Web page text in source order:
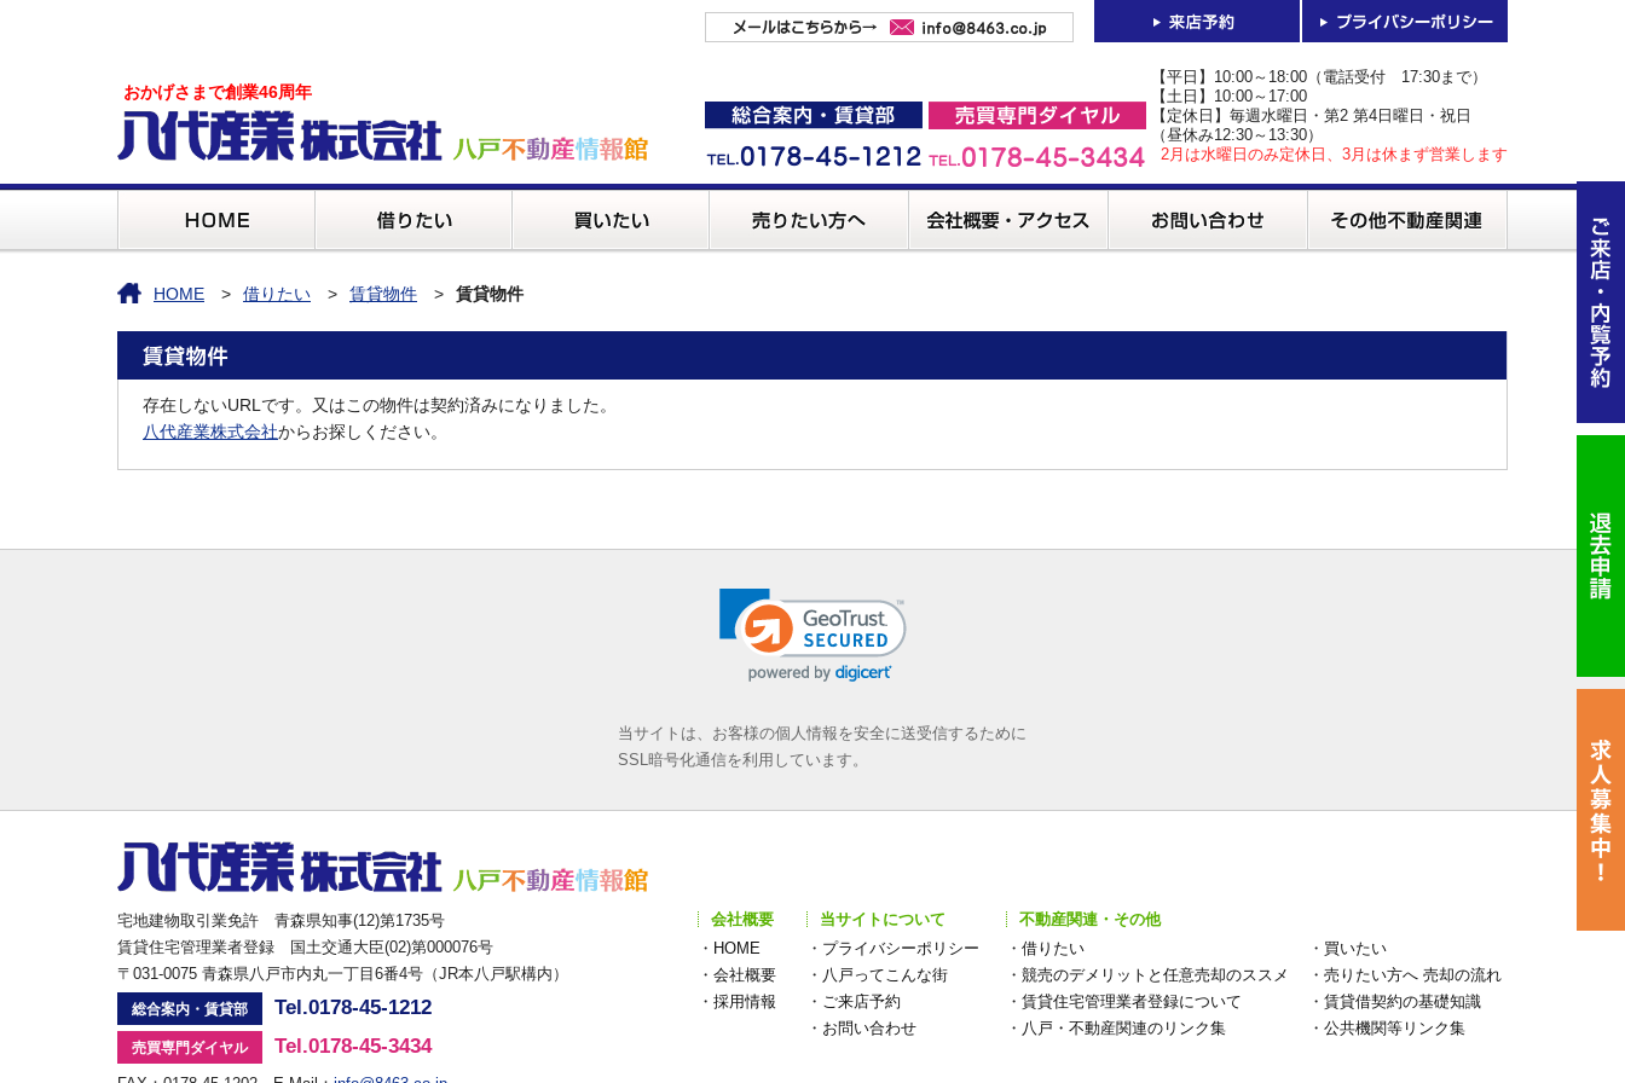
おかげさまで創業46周年
【平日】10:00～18:00（電話受付 17:30まで）
【土日】10:00～17:00
【定休日】毎週水曜日・第2 第4日曜日・祝日
（昼休み12:30～13:30）
2月は水曜日のみ定休日、3月は休まず営業します
HOME 借りたい 賃貸物件 賃貸物件
存在しないURLです。又はこの物件は契約済みになりました。
八代産業株式会社からお探しください。
当サイトは、お客様の個人情報を安全に送受信するために
SSL暗号化通信を利用しています。
宅地建物取引業免許 青森県知事(12)第1735号
賃貸住宅管理業者登録 国土交通大臣(02)第000076号
〒031-0075 青森県八戸市内丸一丁目6番4号（JR本八戸駅構内）
総合案内・賃貸部 Tel.0178-45-1212
売買専門ダイヤル Tel.0178-45-3434
会社概要
・ HOME
・ 会社概要
・ 採用情報
当サイトについて
・ プライバシーポリシー
・ 八戸ってこんな街
・ ご来店予約
・ お問い合わせ
不動産関連・その他
・ 借りたい ・ 買いたい
・ 競売のデメリットと任意売却のススメ ・ 売りたい方へ 売却の流れ
・ 賃貸住宅管理業者登録について ・ 賃貸借契約の基礎知識
・ 八戸・不動産関連のリンク集 ・ 公共機関等リンク集